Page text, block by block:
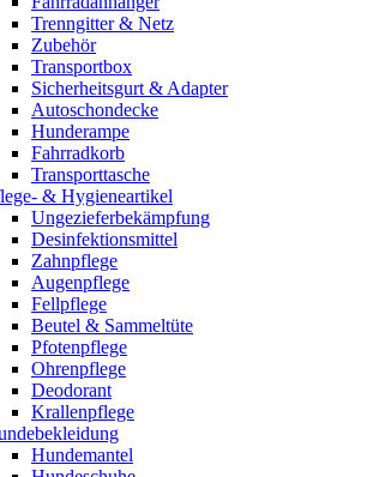
Trenngitter & Netz
Zubehör
Transportbox
Sicherheitsgurt & Adapter
Autoschondecke
Hunderampe
Fahrradkorb
Transporttasche
& Hygieneartikel
Ungezieferbekämpfung
Desinfektionsmittel
Zahnpflege
Augenpflege
Fellpflege
Beutel & Sammeltüte
Pfotenpflege
Ohrenpflege
Deodorant
Krallenpflege
Hundemantel